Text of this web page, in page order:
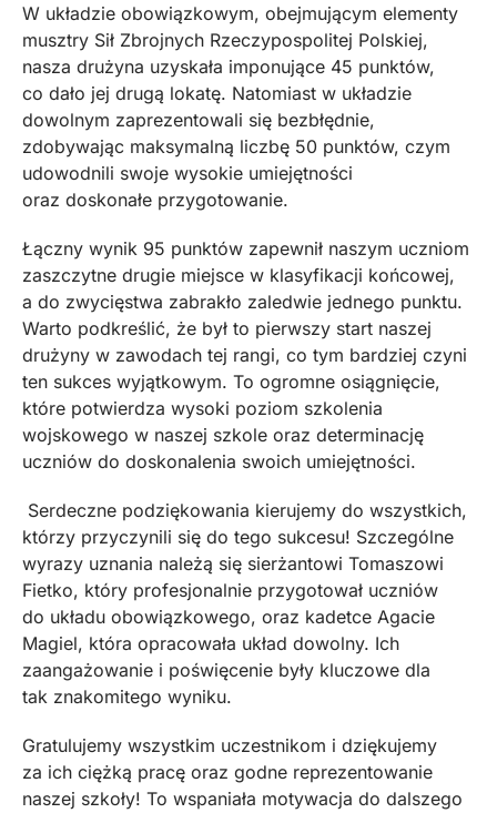
W układzie obowiązkowym, obejmującym elementy
musztry Sił Zbrojnych Rzeczypospolitej Polskiej,
nasza drużyna uzyskała imponujące 45 punktów,
co dało jej drugą lokatę. Natomiast w układzie
dowolnym zaprezentowali się bezbłędnie,
zdobywając maksymalną liczbę 50 punktów, czym
udowodnili swoje wysokie umiejętności
oraz doskonałe przygotowanie.
Łączny wynik 95 punktów zapewnił naszym uczniom
zaszczytne drugie miejsce w klasyfikacji końcowej,
a do zwycięstwa zabrakło zaledwie jednego punktu.
Warto podkreślić, że był to pierwszy start naszej
drużyny w zawodach tej rangi, co tym bardziej czyni
ten sukces wyjątkowym. To ogromne osiągnięcie,
które potwierdza wysoki poziom szkolenia
wojskowego w naszej szkole oraz determinację
uczniów do doskonalenia swoich umiejętności.
Serdeczne podziękowania kierujemy do wszystkich,
którzy przyczynili się do tego sukcesu! Szczególne
wyrazy uznania należą się sierżantowi Tomaszowi
Fietko, który profesjonalnie przygotował uczniów
do układu obowiązkowego, oraz kadetce Agacie
Magiel, która opracowała układ dowolny. Ich
zaangażowanie i poświęcenie były kluczowe dla
tak znakomitego wyniku.
Gratulujemy wszystkim uczestnikom i dziękujemy
za ich ciężką pracę oraz godne reprezentowanie
naszej szkoły! To wspaniała motywacja do dalszego